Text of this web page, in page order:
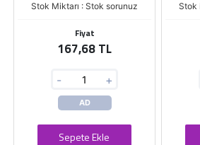
Stok Miktarı : Stok sorunuz
Fiyat
167,68 TL
- +
AD
Sepete Ekle
Stok